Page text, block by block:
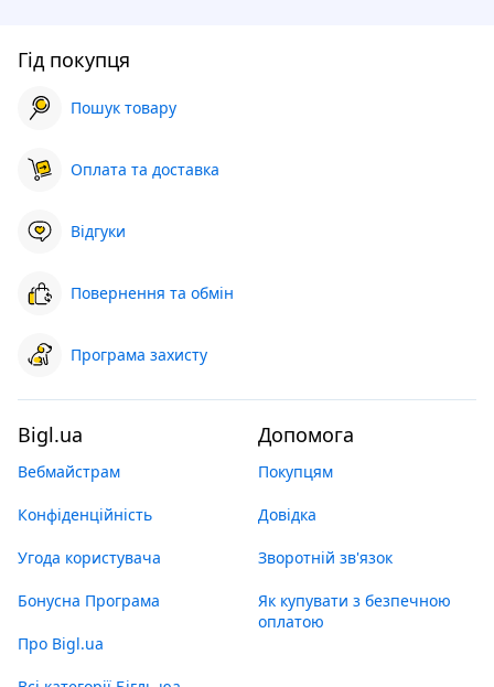
Гід покупця
Пошук товару
Оплата та доставка
Відгуки
Повернення та обмін
Програма захисту
Bigl.ua
Вебмайстрам
Конфіденційність
Угода користувача
Бонусна Програма
Про Bigl.ua
Допомога
Покупцям
Довідка
Зворотній зв'язок
Як купувати з безпечною
оплатою